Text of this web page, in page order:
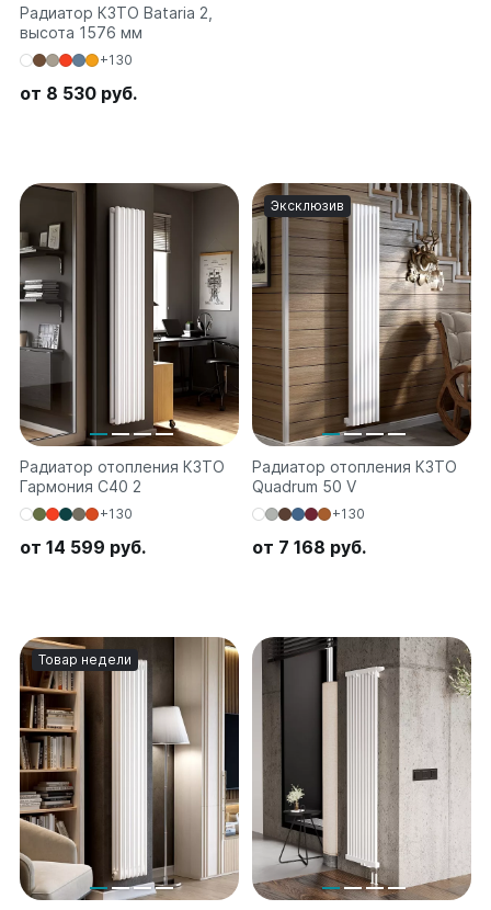
РСК
Параллели В
Параллели Г
Quadrum
Quadrum 30 H
Quadrum 30 V
Quadrum 40 H
Quadrum 40 V
Quadrum 50 H
Quadrum 50 V
Quadrum 60 V
Завалинки
Завалинка Гармония
Зеркала
Зеркало А40
Зеркало Г
Зеркало П
Радиатор КЗТО Bataria 2,
высота 1576 мм
+130
от 8 530 руб.
Радиатор отопления КЗТО
Гармония С40 2
+130
от 14 599 руб.
Эксклюзив
Радиатор отопления КЗТО
Quadrum 50 V
+130
от 7 168 руб.
Товар недели